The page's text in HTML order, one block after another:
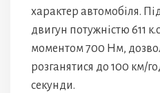
характер автомобіля.
двигун потужністю 611
моментом 700 Нм,
розганятися до 100 км/
секунди.